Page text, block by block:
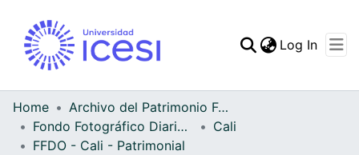
Statistics
Log In
Home
Archivo del Patrimonio Fotográfico y Fílmico del Valle del Cauca
Fondo Fotográfico Diario Occidente
Cali
FFDO - Cali - Patrimonial